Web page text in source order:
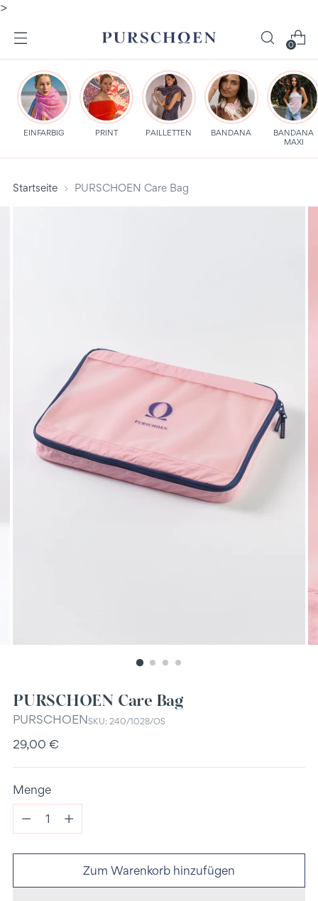
>
0
EINFARBIG PRINT PAILLETTEN BANDANA
BANDANA
MAXI
Startseite PURSCHOEN Care Bag
PURSCHOEN Care Bag
PURSCHOENSKU: 240/1028/OS
Regulärer
29,00 €
Menge
Menge
Zum Warenkorb hinzufügen